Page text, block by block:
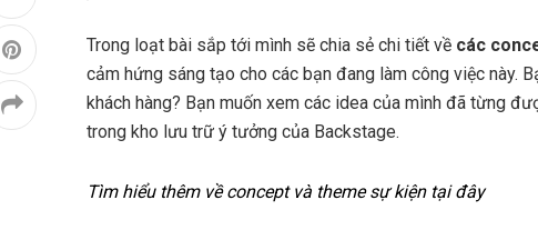
Trong loạt bài sắp tới mình sẽ chia sẻ chi tiết về các
cảm hứng sáng tạo cho các bạn đang làm công việc này.
khách hàng? Bạn muốn xem các idea của mình đã từng
trong kho lưu trữ ý tưởng của Backstage.
Tìm hiểu thêm về concept và theme sự kiện tại đây